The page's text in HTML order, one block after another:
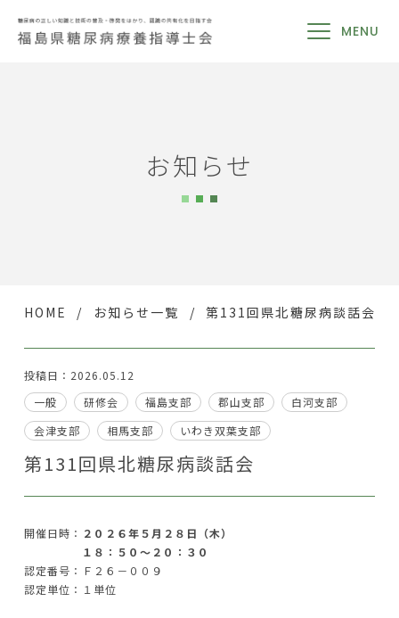
MENU
お知らせ
HOME お知らせ一覧 第131回県北糖尿病談話会
投稿日：2026.05.12
一般
研修会 福島支部 郡山支部
白河支部
会津支部
相馬支部 いわき双葉支部
第131回県北糖尿病談話会
開催日時： ２０２６年５月２８日（木）
１８：５０～２０：３０
認定番号：Ｆ２６－００９
認定単位：１単位